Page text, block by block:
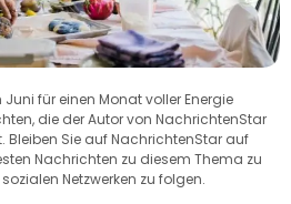
für einen Monat voller Energie
die der Autor von NachrichtenStar
Bleiben Sie auf NachrichtenStar auf
Nachrichten zu diesem Thema zu
Netzwerken zu folgen.